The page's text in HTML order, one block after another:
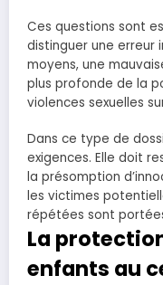
Ces questions sont
distinguer une erreur
moyens, une
plus profonde de la
violences sexuelles
Dans ce type de
exigences. Elle doit
la présomption
les victimes
répétées sont
La
enfants au